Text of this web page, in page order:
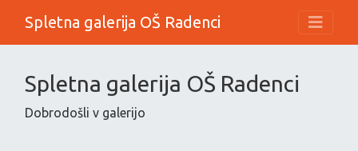
Spletna galerija OŠ Radenci
Spletna galerija OŠ Radenci
Dobrodošli v galerijo